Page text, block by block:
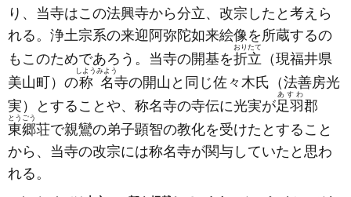
り、当寺はこの法興寺から分立、改宗したと考えら
れる。浄土宗系の来迎阿弥陀如来絵像を所蔵するの
もこのためであろう。当寺の開基を折立
おりたて
（現福井県
美山町） の称名
しようみよう
寺の開山と同じ佐々木氏 （法善房光
実）
とすることや、称名寺の寺伝に光実が足羽
あすわ
郡
東郷
とうごう
荘で親鸞の弟子顕智の教化を受けたとすること
から、当寺の改宗には称名寺が関与していたと思わ
れる。